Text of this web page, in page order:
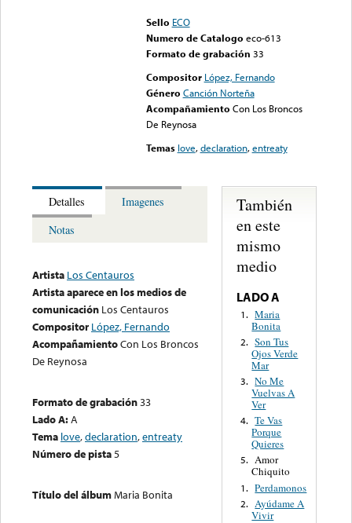
Sello ECO
Numero de Catalogo eco-613
Formato de grabación 33
Compositor López, Fernando
Género Canción Norteña
Acompañamiento Con Los Broncos
De Reynosa
Temas love,declaration,entreaty
Detalles
Imagenes
Notas
Artista Los Centauros
Artista aparece en los medios de
comunicación Los Centauros
Compositor López, Fernando
AcompañamientoCon Los Broncos
De Reynosa
Formato de grabación33
Lado A:A
Tema love,declaration,entreaty
Número de pista5
Título del álbumMaria Bonita
También
en este
mismo
medio
LADO A
1. Maria
Bonita
2. Son Tus
Ojos Verde
Mar
3. No Me
Vuelvas A
Ver
4. Te Vas
Porque
Quieres
5. Amor
Chiquito
1. Perdamonos
2. Ayúdame A
Vivir